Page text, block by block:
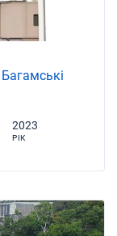
2023
РІК